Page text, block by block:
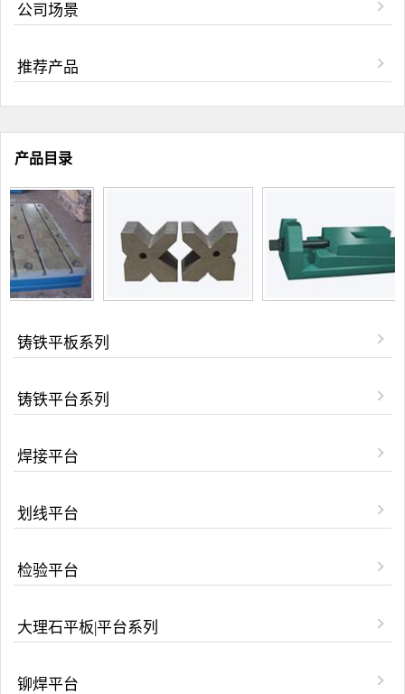
公司场景
推荐产品
产品目录
铸铁平板系列
铸铁平台系列
焊接平台
划线平台
检验平台
大理石平板|平台系列
铆焊平台